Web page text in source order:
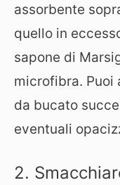
assorbente
quello in
sapone di
microfibra. Puoi
da bucato
eventuali
2.